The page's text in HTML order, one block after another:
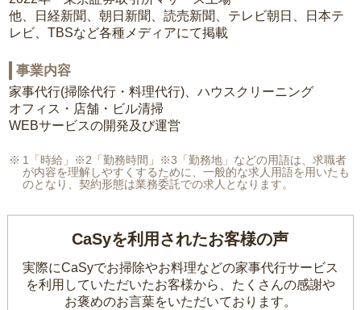
他、日経新聞、朝日新聞、読売新聞、テレビ朝日、日本テ
レビ、TBSなど各種メディアにて掲載
事業内容
家事代行(掃除代行・料理代行)、ハウスクリーニング
オフィス・店舗・ビル清掃
WEBサービスの開発及び運営
1「時給」※2「勤務時間」※3「勤務地」などの用語は、求職者
が内容を理解しやすくするために、一般的な求人用語を用いたも
のとなり、契約形態は業務委託での求人となります。
CaSyを利用されたお客様の声
実際にCaSyでお掃除やお料理などの家事代行サービス
を利用していただいたお客様から、 たくさんの感謝や
お褒めのお言葉をいただいております。